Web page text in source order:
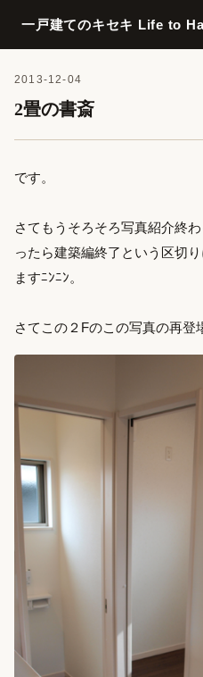
一戸建てのキセキ Life to
2013-12-04
2畳の書斎
です。
さてもうそろそろ写真紹介終
ったら建築編終了という区切
ますﾆﾝﾆﾝ。
さてこの２Fのこの写真の再登